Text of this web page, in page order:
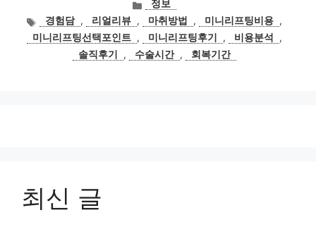
테
고
리
정보
태
그
경험담 , 리얼리뷰 , 마취방법 , 미니리프팅비용 ,
미니리프팅선택포인트 , 미니리프팅후기 , 비용분석
,
솔직후기
, 수술시간 , 회복기간
최신 글